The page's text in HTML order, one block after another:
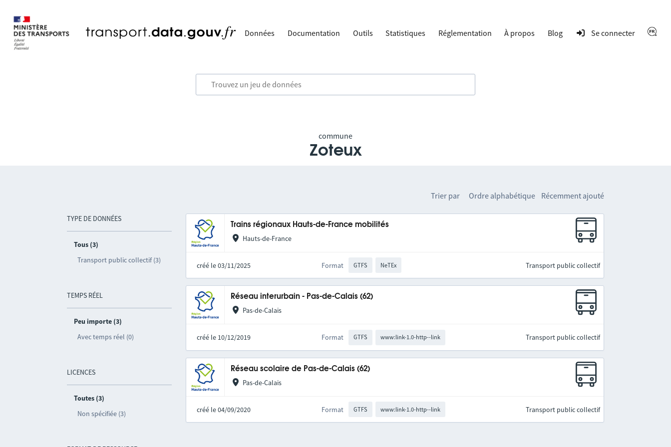
Données Documentation Outils Statistiques Réglementation À propos Blog Se connecter
commune
Zoteux
TYPE DE DONNÉES
Tous (3)
Transport public collectif (3)
TEMPS RÉEL
Peu importe (3)
Avec temps réel (0)
LICENCES
Toutes (3)
Non spécifiée (3)
Trier par Ordre alphabétique Récemment ajouté
Trains régionaux Hauts-de-France mobilités
Hauts-de-France
créé le 03/11/2025 Format GTFS NeTEx Transport public collectif
Réseau interurbain - Pas-de-Calais (62)
Pas-de-Calais
créé le 10/12/2019 Format GTFS www:link-1.0-http--link Transport public collectif
Réseau scolaire de Pas-de-Calais (62)
Pas-de-Calais
créé le 04/09/2020 Format GTFS www:link-1.0-http--link Transport public collectif